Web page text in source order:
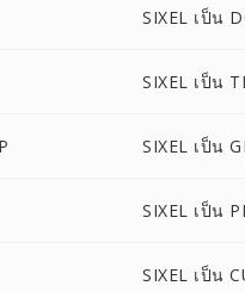
SIXEL เป็น
SIXEL เป็น
SIXEL เป็น
SIXEL เป็น
SIXEL เป็น